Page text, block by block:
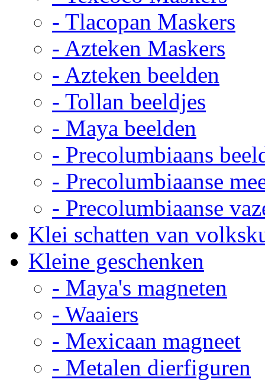
- Tlacopan Maskers
- Azteken Maskers
- Azteken beelden
- Tollan beeldjes
- Maya beelden
- Precolumbiaans
- Precolumbiaanse
- Precolumbiaanse
Klei schatten van
Kleine geschenken
- Maya's magneten
- Waaiers
- Mexicaan magneet
- Metalen dierfiguren